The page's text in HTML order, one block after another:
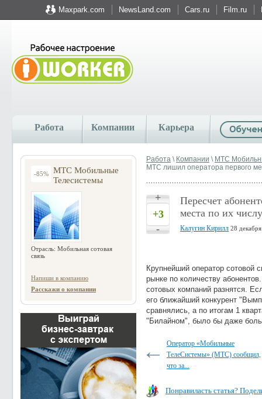
Maxpark.com NewsLand.com Cars.ru Film.ru
Работа Компании Карьера
-85%
МТС Мобильные
Телесистемы
Отрасль: Мобильная сотовая
связь
Напиши в компанию
Расскажи о компании
Работа \ Компании \ МТС
МТС лишил оператора первого
+
+3
-
Пересчет
места по их числу
Калугин Кирилл 28
Крупнейший оператор сотовой
рынке по количеству
сотовых компаний разнятся.
его ближайший конкурент
сравнялись, а по итогам 1
"Билайном", было бы даже
Оператор «Мобильные
ТелеСистемы» (МТС) сообщил,
что за...
Понравиласть статья?